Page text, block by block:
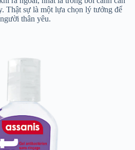
Thật sự là một lựa chọn lý tưởng để
thân yêu.